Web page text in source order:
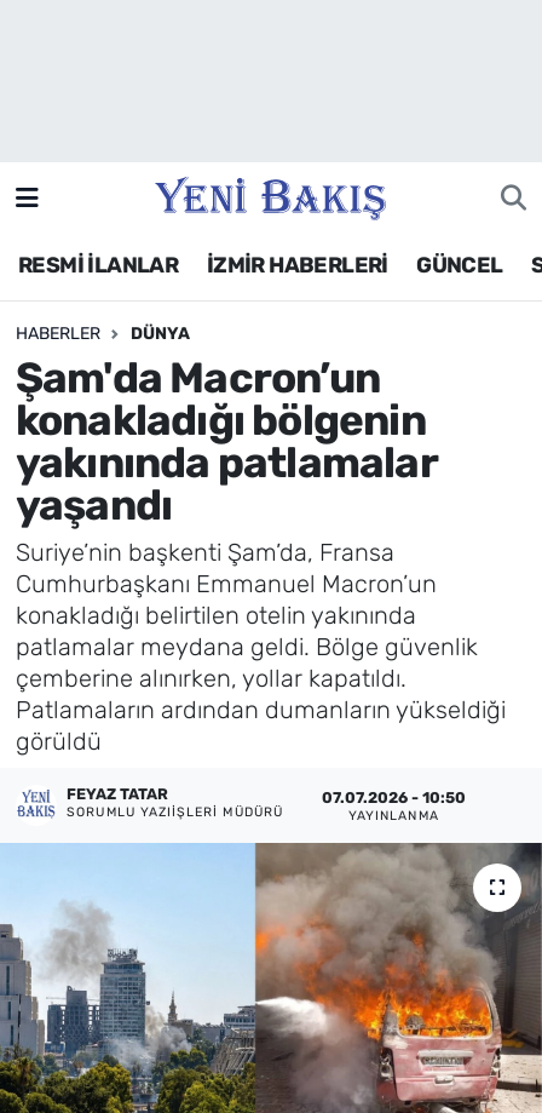
RESMİ İLANLAR İZMİR HABERLERİ GÜNCEL
HABERLER DÜNYA
Şam'da Macron’un
konakladığı bölgenin
yakınında patlamalar
yaşandı
Suriye’nin başkenti Şam’da, Fransa
Cumhurbaşkanı Emmanuel Macron’un
konakladığı belirtilen otelin yakınında
patlamalar meydana geldi. Bölge güvenlik
çemberine alınırken, yollar kapatıldı.
Patlamaların ardından dumanların yükseldiği
görüldü
FEYAZ TATAR
SORUMLU YAZIIŞLERI MÜDÜRÜ
07.07.2026 - 10:50
YAYINLANMA
Siyaset
Asayiş / Polis-Adliye
Spor
Magazin
Foto Galeri
Künye
İletişim